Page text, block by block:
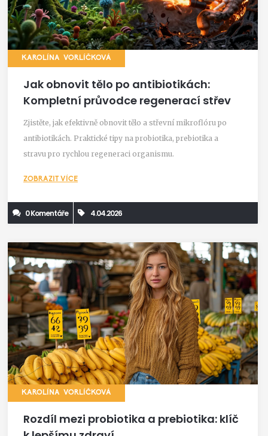
KAROLÍNA VORLÍČKOVÁ
Jak obnovit tělo po antibiotikách:
Kompletní průvodce regenerací střev
Zjistěte, jak efektivně obnovit tělo a střevní mikroflóru po
antibiotikách. Praktické tipy na probiotika, prebiotika a
stravu pro rychlou regeneraci organismu.
ZOBRAZIT VÍCE
0 Komentáře 4.04.2026
KAROLÍNA VORLÍČKOVÁ
Rozdíl mezi probiotika a prebiotika: klíč